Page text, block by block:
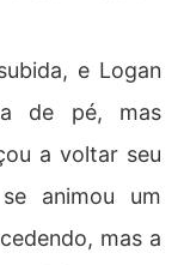
e Logan
de pé, mas
a voltar seu
animou um
mas a